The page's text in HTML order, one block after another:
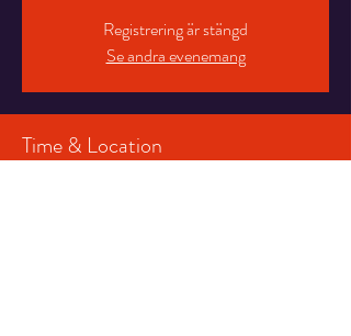
Registrering är stängd
Se andra evenemang
Time & Location